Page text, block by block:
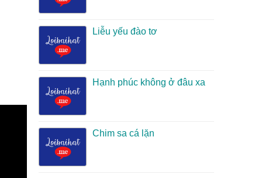
Liễu yếu đào tơ
Hạnh phúc không ở đâu xa
Chim sa cá lặn